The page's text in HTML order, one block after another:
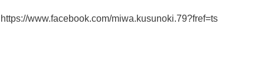
https://www.facebook.com/miwa.kusunoki.79?fref=ts